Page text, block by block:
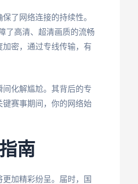
了网络连接的持续性。
了高清、超清画质的流畅
密，通过专线传输，有
化解尴尬。其背后的专
赛事期间，你的网络始
南
加精彩纷呈。届时，国